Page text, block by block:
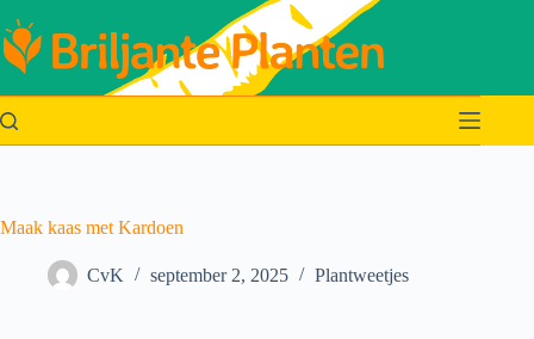
naar
de
inhoud
Maak kaas met Kardoen
CvK september 2, 2025 Plantweetjes